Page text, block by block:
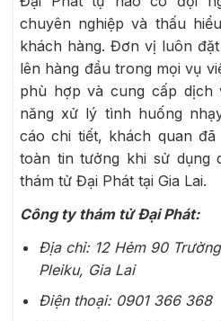
chuyên nghiệp và thấu
khách hàng. Đơn vị luôn
lên hàng đầu trong mọi vụ
phù hợp và cung cấp dịch
năng xử lý tình huống
cáo chi tiết, khách quan
toàn tin tưởng khi sử dụng
thám tử Đại Phát tại Gia Lai.
Công ty thám tử Đại Phát:
Địa chỉ: 12 Hẻm 90
Pleiku, Gia Lai
Điện thoại: 0901 366 368